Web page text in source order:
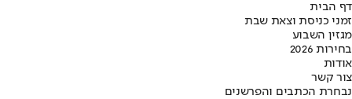
דף הבית
זמני כניסת וצאת שבת
מגזין השבוע
בחירות 2026
אודות
צור קשר
נבחרת הכתבים והפרשנים